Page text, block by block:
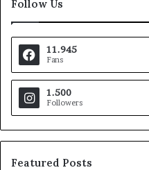
Follow Us
11.945
Fans
1.500
Followers
Featured Posts